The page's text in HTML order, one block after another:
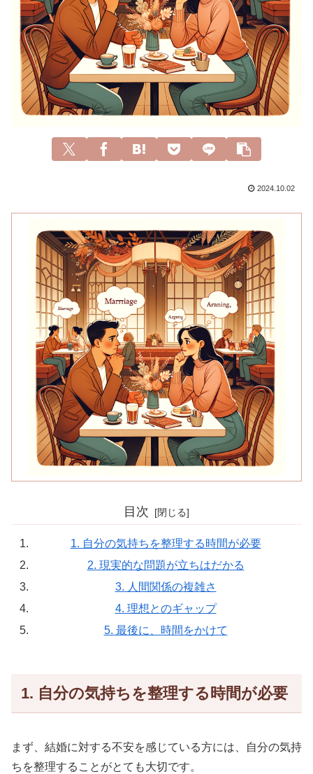
2024.10.02
目次
1. 自分の気持ちを整理する時間が必要
2. 現実的な問題が立ちはだかる
3. 人間関係の複雑さ
4. 理想とのギャップ
5. 最後に、時間をかけて
1. 自分の気持ちを整理する時間が必要
まず、結婚に対する不安を感じている方には、自分の気持
ちを整理することがとても大切です。